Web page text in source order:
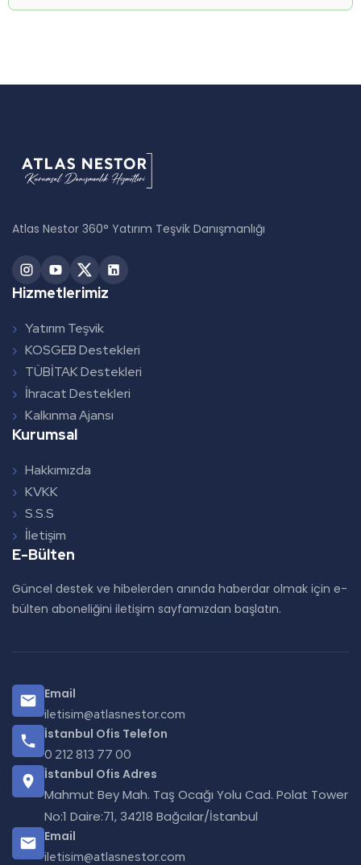
Atlas Nestor 360° Yatırım Teşvik Danışmanlığı
Hizmetlerimiz
Yatırım Teşvik
KOSGEB Destekleri
TÜBİTAK Destekleri
İhracat Destekleri
Kalkınma Ajansı
Kurumsal
Hakkımızda
KVKK
S.S.S
İletişim
E-Bülten
Güncel destek ve hibelerden anında haberdar olmak için e-
bülten aboneliğini iletişim sayfamızdan başlatın.
Email
iletisim@atlasnestor.com
İstanbul Ofis Telefon
0 212 813 77 00
İstanbul Ofis Adres
Mahmut Bey Mah. Taş Ocağı Yolu Cad. Polat Tower
No:1 Daire:71, 34218 Bağcılar/İstanbul
Email
iletisim@atlasnestor.com